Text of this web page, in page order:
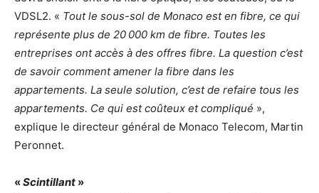
VDSL2. « Tout le sous-sol de Monaco est en fibre, ce qui
représente plus de 20 000 km de fibre. Toutes les
entreprises ont accès à des offres fibre. La question c’est
de savoir comment amener la fibre dans les
appartements. La seule solution, c’est de refaire tous les
appartements. Ce qui est coûteux et compliqué »,
explique le directeur général de Monaco Telecom, Martin
Peronnet.
«Scintillant »